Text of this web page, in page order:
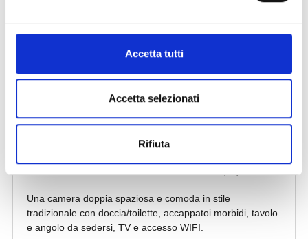
Accetta tutti
Accetta selezionati
Rifiuta